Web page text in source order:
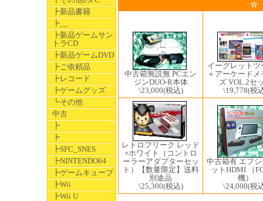
┣新品書籍
┣__
┣新品ゲームサン
トラCD
┣新品ゲームDVD
┣ご依頼品
┣レコード
┣ゲームグッズ
┗その他
中古
┣
┣
┣SFC_SNES
┣NINTENDO64
┣ゲームキューブ
┣Wii
┣Wii U
☆
中古箱無説無 PCエン
ジンDUO-R本体
\23,000(税込)
イーグレットツ
＋アーケードメ
ズ VOL.2セ
\19,778(税
レトロフリーク レッド
×ホワイト（コントロ
ーラーアダプターセッ
ト）【数量限定】送料
別途品
\25,300(税込)
中古箱有 エフ
ットHDMI （
機）
\24,000(税